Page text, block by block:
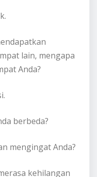
lain, mengapa
Anda?
berbeda?
mengingat Anda?
kehilangan